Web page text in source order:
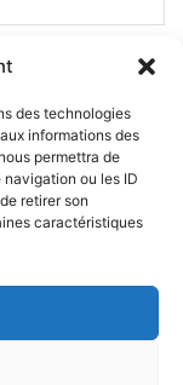
des technologies
informations des
permettra de
ou les ID
retirer son
caractéristiques